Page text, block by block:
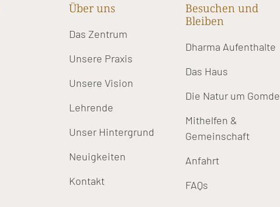
Über uns
Das Zentrum
Unsere Praxis
Unsere Vision
Lehrende
Unser Hintergrund
Neuigkeiten
Kontakt
Besuchen und
Bleiben
Dharma Aufenthalte
Das Haus
Die Natur um Gomde
Mithelfen &
Gemeinschaft
Anfahrt
FAQs